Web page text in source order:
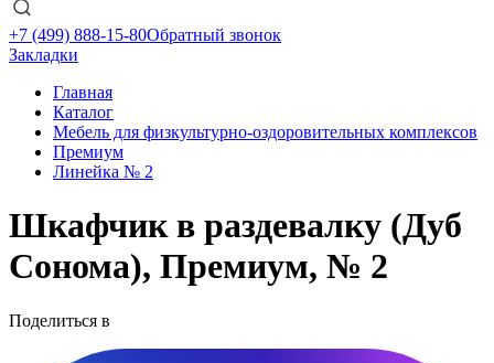
+7 (499) 888-15-80Обратный звонок
Закладки
Главная
Каталог
Мебель для физкультурно-оздоровительных комплексов
Премиум
Линейка № 2
Шкафчик в раздевалку (Дуб
Сонома), Премиум, № 2
Поделиться в